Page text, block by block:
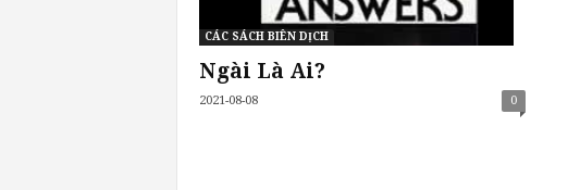
CÁC SÁCH BIÊN DỊCH
Ngài Là Ai?
2021-08-08 0